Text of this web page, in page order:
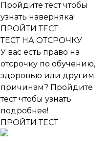
Пройдите тест чтобы
узнать наверняка!
ПРОЙТИ ТЕСТ
ТЕСТ НА ОТСРОЧКУ
У вас есть право на
отсрочку по обучению,
здоровью или другим
причинам? Пройдите
тест чтобы узнать
подробнее!
ПРОЙТИ ТЕСТ